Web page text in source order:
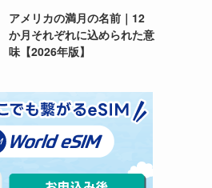
アメリカの満月の名前｜12
か月それぞれに込められた意
味【2026年版】